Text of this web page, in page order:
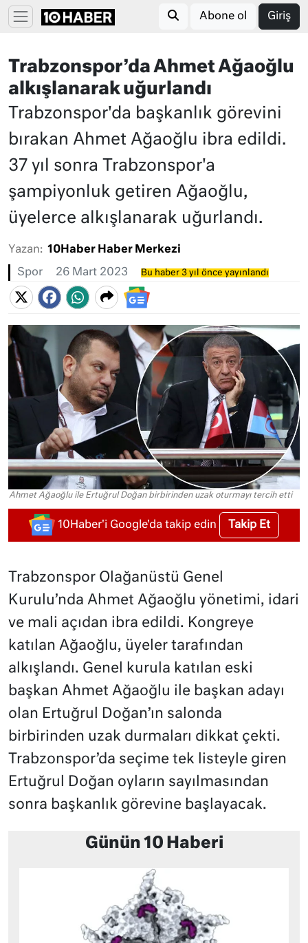
Abone ol Giriş
Trabzonspor’da Ahmet Ağaoğlu
alkışlanarak uğurlandı
Trabzonspor'da başkanlık görevini
bırakan Ahmet Ağaoğlu ibra edildi.
37 yıl sonra Trabzonspor'a
şampiyonluk getiren Ağaoğlu,
üyelerce alkışlanarak uğurlandı.
Yazan: 10Haber Haber Merkezi
Spor 26 Mart 2023 Bu haber 3 yıl önce yayınlandı
Ahmet Ağaoğlu ile Ertuğrul Doğan birbirinden uzak oturmayı tercih etti
10Haber'i Google'da takip edin Takip Et
Trabzonspor Olağanüstü Genel
Kurulu’nda Ahmet Ağaoğlu yönetimi, idari
ve mali açıdan ibra edildi. Kongreye
katılan Ağaoğlu, üyeler tarafından
alkışlandı. Genel kurula katılan eski
başkan Ahmet Ağaoğlu ile başkan adayı
olan Ertuğrul Doğan’ın salonda
birbirinden uzak durmaları dikkat çekti.
Trabzonspor’da seçime tek listeyle giren
Ertuğrul Doğan oyların sayılmasından
sonra başkanlık görevine başlayacak.
Günün 10 Haberi